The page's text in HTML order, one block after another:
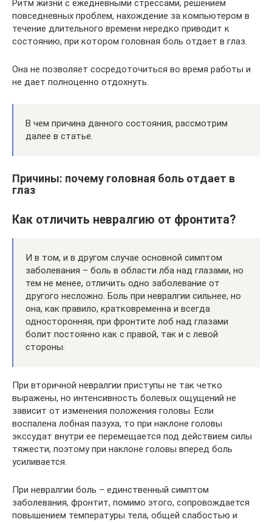
Ритм жизни с ежедневными стрессами, решением
повседневных проблем, нахождение за компьютером в
течение длительного времени нередко приводит к
состоянию, при котором головная боль отдает в глаз.
Она не позволяет сосредоточиться во время работы и
не дает полноценно отдохнуть.
В чем причина данного состояния, рассмотрим
далее в статье.
Причины: почему головная боль отдает в
глаз
Как отличить невралгию от фронтита?
И в том, и в другом случае основной симптом
заболевания – боль в области лба над глазами, но
тем не менее, отличить одно заболевание от
другого несложно. Боль при невралгии сильнее, но
она, как правило, кратковременна и всегда
односторонняя, при фронтите лоб над глазами
болит постоянно как с правой, так и с левой
стороны.
При вторичной невралгии приступы не так четко
выражены, но интенсивность болевых ощущений не
зависит от изменения положения головы. Если
воспалена лобная пазуха, то при наклоне головы
экссудат внутри ее перемещается под действием силы
тяжести, поэтому при наклоне головы вперед боль
усиливается.
При невралгии боль – единственный симптом
заболевания, фронтит, помимо этого, сопровождается
повышением температуры тела, общей слабостью и